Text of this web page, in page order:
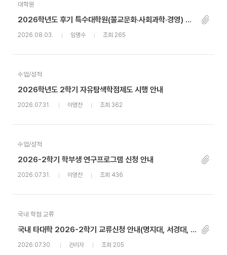
대학원
2026학년도 후기 특수대학원(불교문화·사회과학·경영) 신(편)입생 추가모집 안내
2026.08.03. 임명수 조회 265
수업/성적
2026학년도 2학기 자유탐색학점제도 시행 안내
2026.07.31. 이영찬 조회 362
수업/성적
2026-2학기 학부생 연구프로그램 신청 안내
2026.07.31. 이영찬 조회 436
국내 학점 교류
국내 타대학 2026-2학기 교류신청 안내(명지대, 서경대, 세종대, 추계예술대)
2026.07.30. 관리자 조회 205